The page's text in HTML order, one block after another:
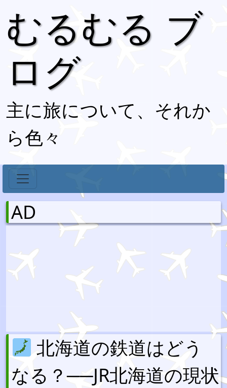
むるむる ブ
ログ
主に旅について、それか
ら色々
AD
北海道の鉄道はどう
なる？──JR北海道の現状